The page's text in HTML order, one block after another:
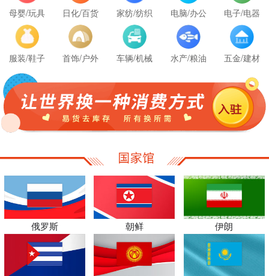
母婴/玩具 日化/百货 家纺/纺织 电脑/办公 电子/电器
服装/鞋子 首饰/户外 车辆/机械 水产/粮油 五金/建材
俄罗斯 朝鲜 伊朗